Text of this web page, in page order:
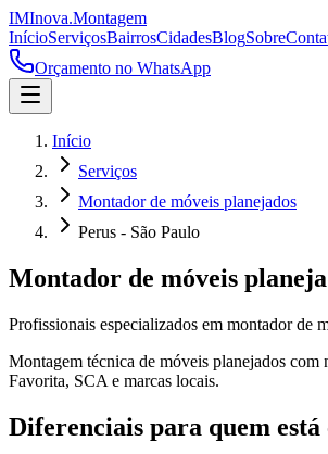
IMInova.Montagem
InícioServiçosBairrosCidadesBlogSobre
Orçamento no WhatsApp
Início
Serviços
Montador de móveis planejados
Perus - São Paulo
Montador de móveis
Profissionais especializados em montador de
Montagem técnica de móveis planejados
Favorita, SCA e marcas locais.
Diferenciais para quem está